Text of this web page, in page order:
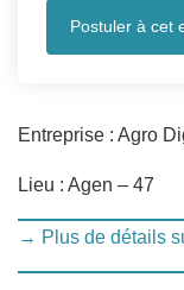
Postuler à cet
Entreprise : Agro
Lieu : Agen – 47
→ Plus de détails